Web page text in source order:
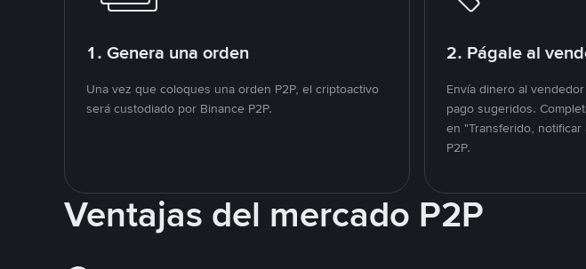
1. Genera una orden
Una vez que coloques una orden P2P, el criptoactivo
será custodiado por Binance P2P.
2. Págale al
Envía dinero al
pago sugeridos.
en "Transferido,
P2P.
Ventajas del mercado P2P